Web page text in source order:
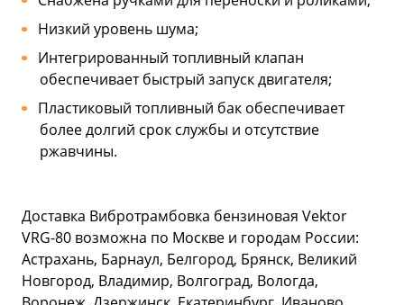
Низкий уровень шума;
Интегрированный топливный клапан
обеспечивает быстрый запуск двигателя;
Пластиковый топливный бак обеспечивает
более долгий срок службы и отсутствие
ржавчины.
Доставка Вибротрамбовка бензиновая Vektor
VRG-80 возможна по Москве и городам России:
Астрахань, Барнаул, Белгород, Брянск, Великий
Новгород, Владимир, Волгоград, Вологда,